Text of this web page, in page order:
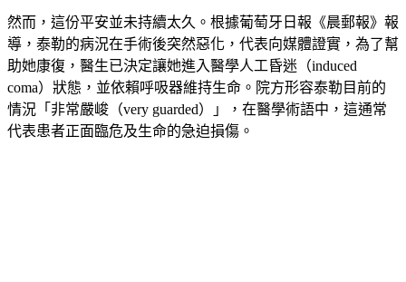
然而，這份平安並未持續太久。根據葡萄牙日報《晨郵報》報
導，泰勒的病況在手術後突然惡化，代表向媒體證實，為了幫
助她康復，醫生已決定讓她進入醫學人工昏迷（induced
coma）狀態，並依賴呼吸器維持生命。院方形容泰勒目前的
情況「非常嚴峻（very guarded）」，在醫學術語中，這通常